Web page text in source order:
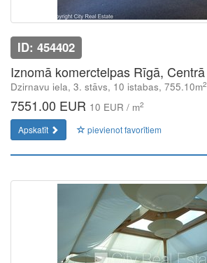
ID: 454402
Iznomā komerctelpas Rīgā, Centrā
Dzirnavu iela, 3. stāvs, 10 istabas, 755.10m2
7551.00 EUR 10 EUR / m2
Apskatīt pievienot favorītiem